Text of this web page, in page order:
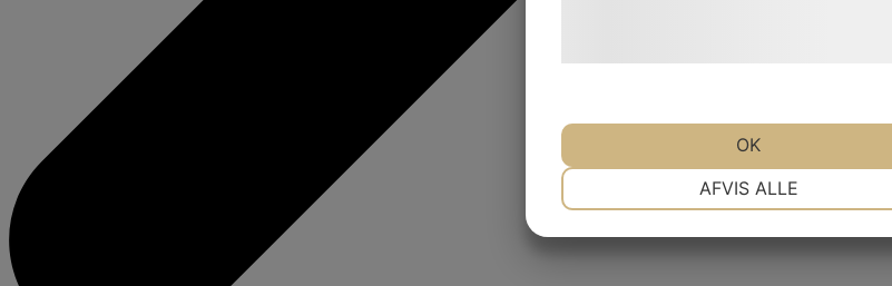
AFVIS ALLE
OK